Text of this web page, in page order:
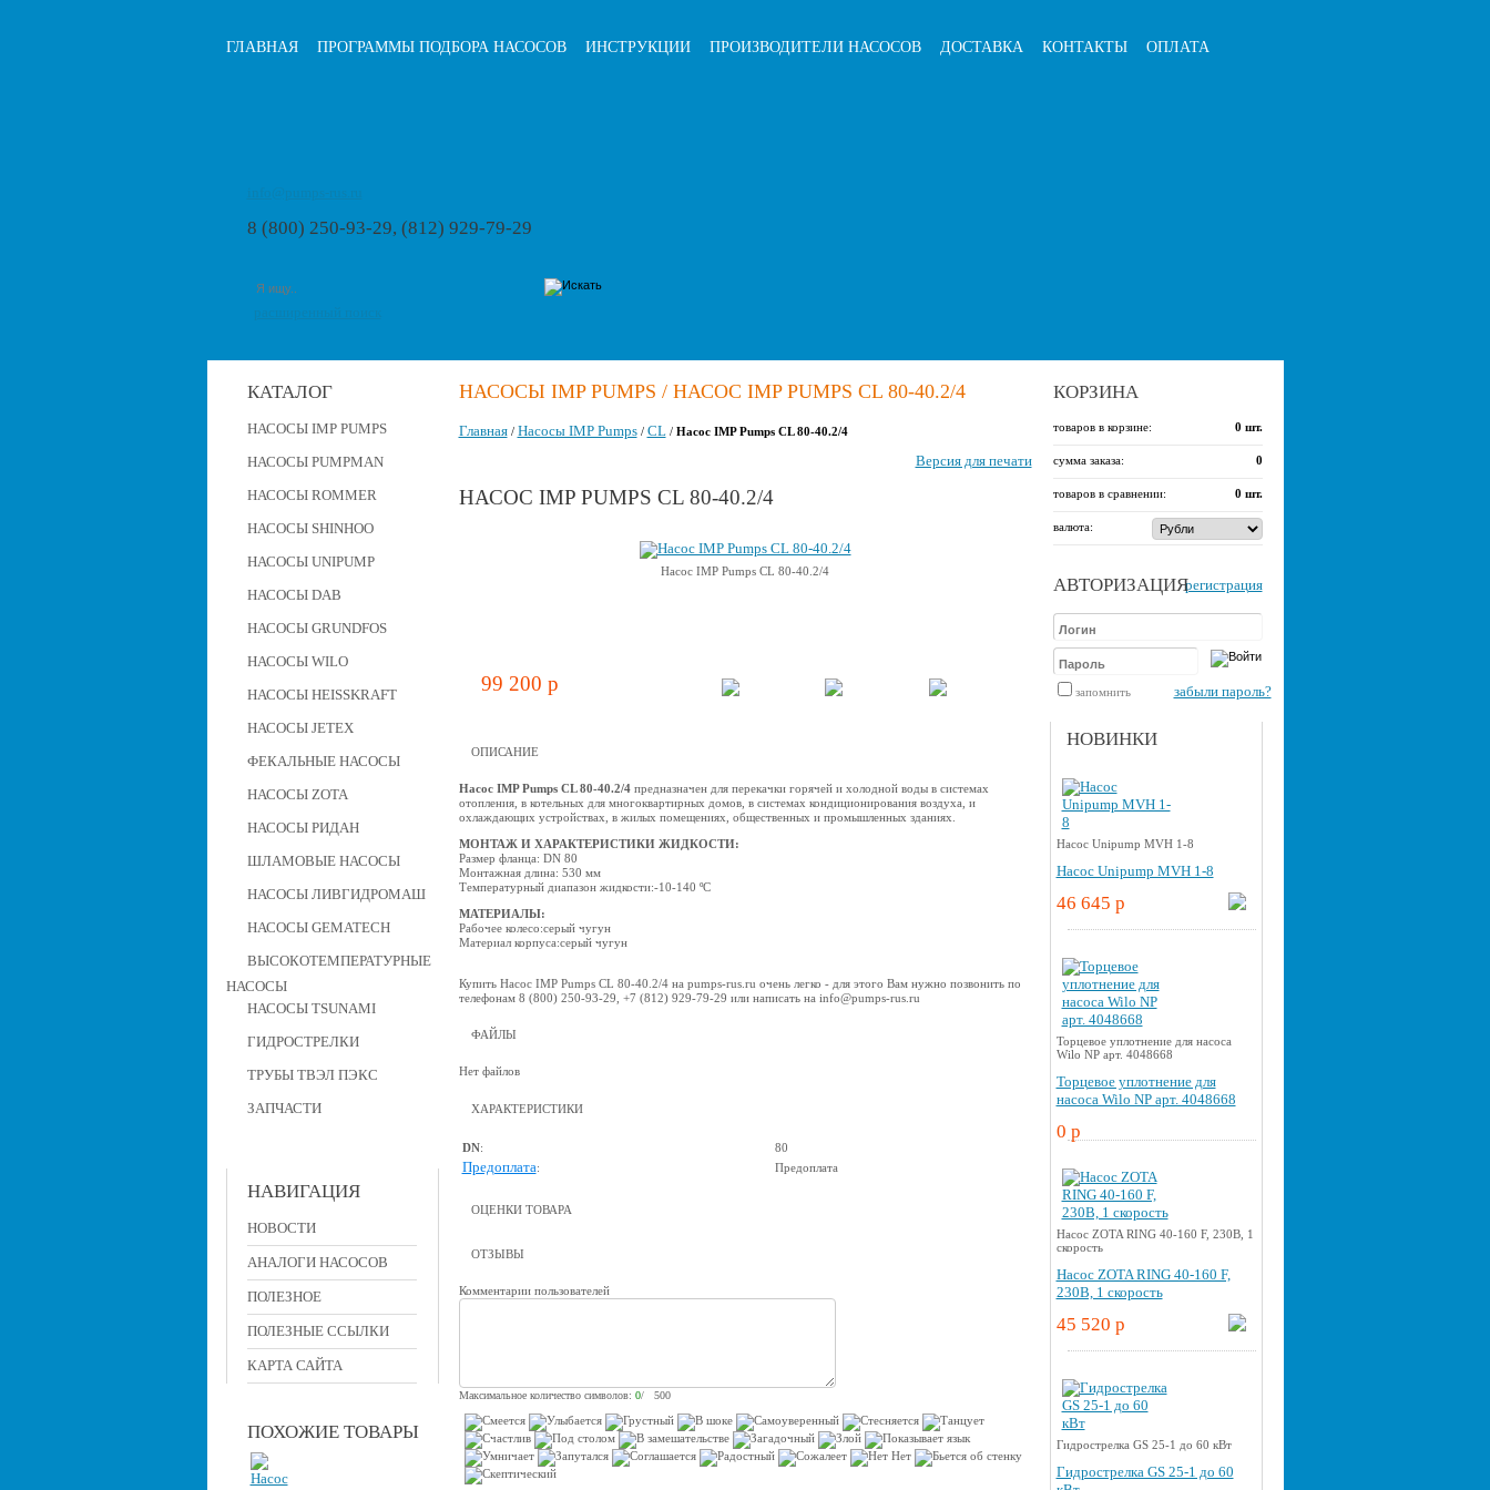
ГЛАВНАЯ ПРОГРАММЫ ПОДБОРА НАСОСОВ ИНСТРУКЦИИ ПРОИЗВОДИТЕЛИ НАСОСОВ ДОСТАВКА КОНТАКТЫ ОПЛАТА
8 (800) 250-93-29, (812) 929-79-29
КАТАЛОГ
НАСОСЫ IMP PUMPS
НАСОСЫ PUMPMAN
НАСОСЫ ROMMER
НАСОСЫ SHINHOO
НАСОСЫ UNIPUMP
НАСОСЫ DAB
НАСОСЫ GRUNDFOS
НАСОСЫ WILO
НАСОСЫ HEISSKRAFT
НАСОСЫ JETEX
ФЕКАЛЬНЫЕ НАСОСЫ
НАСОСЫ ZOTA
НАСОСЫ РИДАН
ШЛАМОВЫЕ НАСОСЫ
НАСОСЫ ЛИВГИДРОМАШ
НАСОСЫ GEMATECH
ВЫСОКОТЕМПЕРАТУРНЫЕ
НАСОСЫ
НАСОСЫ TSUNAMI
ГИДРОСТРЕЛКИ
ТРУБЫ ТВЭЛ ПЭКС
ЗАПЧАСТИ
НАВИГАЦИЯ
НОВОСТИ
АНАЛОГИ НАСОСОВ
ПОЛЕЗНОЕ
ПОЛЕЗНЫЕ ССЫЛКИ
КАРТА САЙТА
ПОХОЖИЕ ТОВАРЫ
КОРЗИНА
товаров в корзине: 0 шт.
сумма заказа: 0
товаров в сравнении: 0 шт.
валюта:
АВТОРИЗАЦИЯрегистрация
запомнить забыли пароль?
НОВИНКИ
Насос Unipump MVH 1-8
Насос Unipump MVH 1-8
46 645 p
Торцевое уплотнение для насоса
Wilo NP арт. 4048668
Торцевое уплотнение для
насоса Wilo NP арт. 4048668
0 p
Насос ZOTA RING 40-160 F, 230В, 1
скорость
Насос ZOTA RING 40-160 F,
230В, 1 скорость
45 520 p
Гидрострелка GS 25-1 до 60 кВт
Гидрострелка GS 25-1 до 60
НАСОСЫ IMP PUMPS / НАСОС IMP PUMPS CL 80-40.2/4
Главная/ Насосы IMP Pumps/ CL/ Насос IMP Pumps CL 80-40.2/4
Версия для печати
НАСОС IMP PUMPS CL 80-40.2/4
Насос IMP Pumps CL 80-40.2/4
99 200 p
ОПИСАНИЕ
Насос IMP Pumps CL 80-40.2/4предназначен для перекачки горячей и холодной воды в системах
отопления, в котельных для многоквартирных домов, в системах кондиционирования воздуха, и
охлаждающих устройствах, в жилых помещениях, общественных и промышленных зданиях.
МОНТАЖ И ХАРАКТЕРИСТИКИ ЖИДКОСТИ:
Размер фланца: DN 80
Монтажная длина: 530 мм
Температурный диапазон жидкости:-10-140 ºС
МАТЕРИАЛЫ:
Рабочее колесо:серый чугун
Материал корпуса:серый чугун
Купить Насос IMP Pumps CL 80-40.2/4 на pumps-rus.ru очень легко - для этого Вам нужно позвонить по
телефонам 8 (800) 250-93-29, +7 (812) 929-79-29 или написать на info@pumps-rus.ru
ФАЙЛЫ
Нет файлов
ХАРАКТЕРИСТИКИ
DN: 80
Предоплата: Предоплата
ОЦЕНКИ ТОВАРА
ОТЗЫВЫ
Комментарии пользователей
Максимальное количество символов: 0/ 500